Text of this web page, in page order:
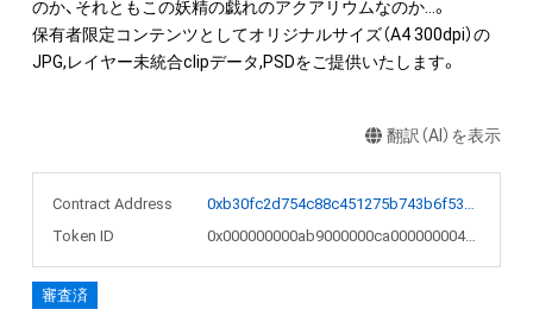
のか、それともこの妖精の戯れのアクアリウムなのか…。
保有者限定コンテンツとしてオリジナルサイズ（A4 300dpi）の
JPG,レイヤー未統合clipデータ,PSDをご提供いたします。
翻訳（AI）を表示
Contract Address
0xb30fc2d754c88c451275b743b6f530f19f643683
Token ID
0x000000000ab9000000ca0000000046ca
審査済